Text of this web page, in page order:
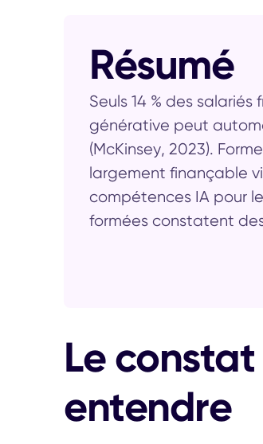
Résumé
Seuls 14 % des
générative peut
(McKinsey, 2023).
largement finançable
compétences IA pour
formées constatent
Le
entendre